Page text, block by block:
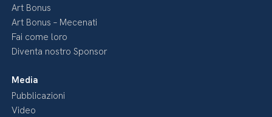
Art Bonus
Art Bonus – Mecenati
Fai come loro
Diventa nostro Sponsor
Media
Pubblicazioni
Video